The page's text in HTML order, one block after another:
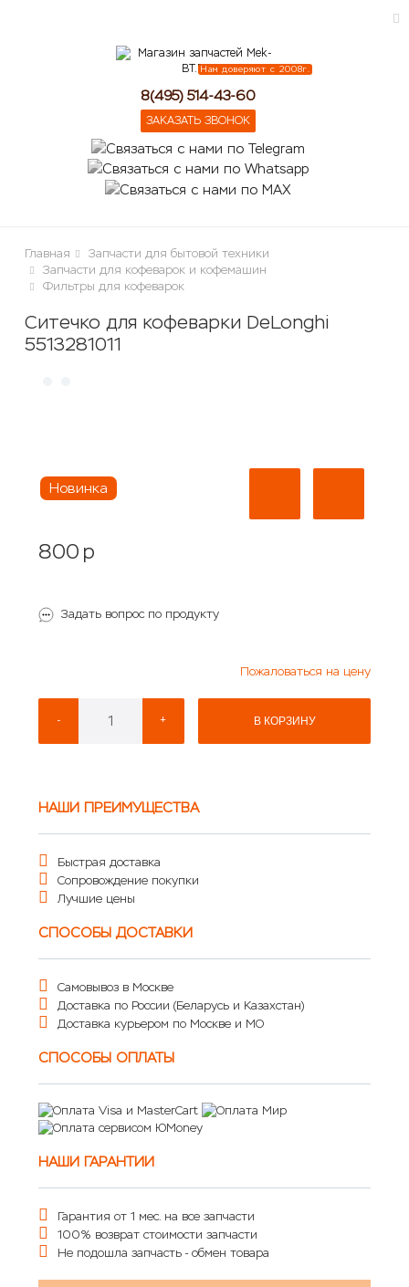
Нам доверяют с 2008г.
8(495) 514-43-60
ЗАКАЗАТЬ ЗВОНОК
Главная
Запчасти для бытовой техники
Запчасти для кофеварок и кофемашин
Фильтры для кофеварок
Ситечко для кофеварки DeLonghi
5513281011
Новинка
800 p
Задать вопрос по продукту
Пожаловаться на цену
- + В КОРЗИНУ
НАШИ ПРЕИМУЩЕСТВА
Быстрая доставка
Сопровождение покупки
Лучшие цены
СПОСОБЫ ДОСТАВКИ
Самовывоз в Москве
Доставка по России (Беларусь и Казахстан)
Доставка курьером по Москве и МО
СПОСОБЫ ОПЛАТЫ
НАШИ ГАРАНТИИ
Гарантия от 1 мес. на все запчасти
100% возврат стоимости запчасти
Не подошла запчасть - обмен товара